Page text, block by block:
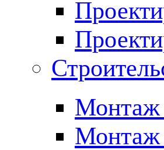
Монтаж
Монтаж